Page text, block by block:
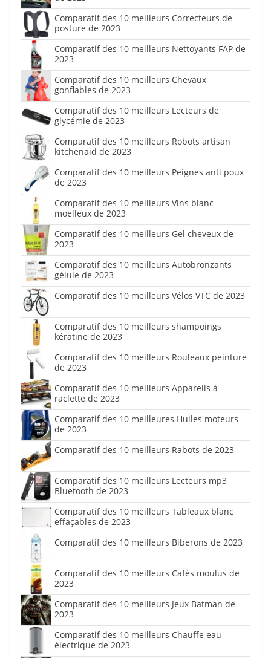
Comparatif des 10 meilleurs Correcteurs de
posture de 2023
Comparatif des 10 meilleurs Nettoyants FAP de
2023
Comparatif des 10 meilleurs Chevaux
gonflables de 2023
Comparatif des 10 meilleurs Lecteurs de
glycémie de 2023
Comparatif des 10 meilleurs Robots artisan
kitchenaid de 2023
Comparatif des 10 meilleurs Peignes anti poux
de 2023
Comparatif des 10 meilleurs Vins blanc
moelleux de 2023
Comparatif des 10 meilleurs Gel cheveux de
2023
Comparatif des 10 meilleurs Autobronzants
gélule de 2023
Comparatif des 10 meilleurs Vélos VTC de 2023
Comparatif des 10 meilleurs shampoings
kératine de 2023
Comparatif des 10 meilleurs Rouleaux peinture
de 2023
Comparatif des 10 meilleurs Appareils à
raclette de 2023
Comparatif des 10 meilleures Huiles moteurs
de 2023
Comparatif des 10 meilleurs Rabots de 2023
Comparatif des 10 meilleurs Lecteurs mp3
Bluetooth de 2023
Comparatif des 10 meilleurs Tableaux blanc
effaçables de 2023
Comparatif des 10 meilleurs Biberons de 2023
Comparatif des 10 meilleurs Cafés moulus de
2023
Comparatif des 10 meilleurs Jeux Batman de
2023
Comparatif des 10 meilleurs Chauffe eau
électrique de 2023